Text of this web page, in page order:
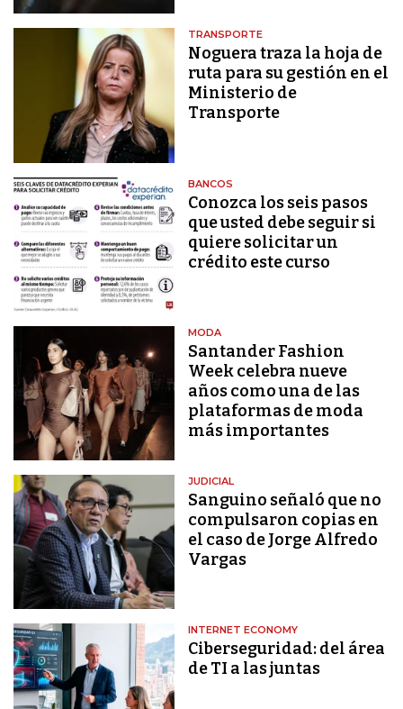
TRANSPORTE
Noguera traza la hoja de
ruta para su gestión en el
Ministerio de
Transporte
BANCOS
Conozca los seis pasos
que usted debe seguir si
quiere solicitar un
crédito este curso
MODA
Santander Fashion
Week celebra nueve
años como una de las
plataformas de moda
más importantes
JUDICIAL
Sanguino señaló que no
compulsaron copias en
el caso de Jorge Alfredo
Vargas
INTERNET ECONOMY
Ciberseguridad: del área
de TI a las juntas